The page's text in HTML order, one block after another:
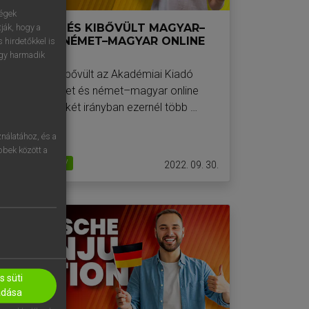
MEGÚJULT ÉS KIBŐVÜLT MAGYAR–
NÉMET ÉS NÉMET–MAGYAR ONLINE
SZÓTÁRAK
Megújult és kibővült az Akadémiai Kiadó
magyar–német és német–magyar online
szótára. Mindkét irányban ezernél több …
NÉMET NYELV 2022. 09. 30.
hogy a
hirdetőkkel is
harmadik
és a
között a
süti